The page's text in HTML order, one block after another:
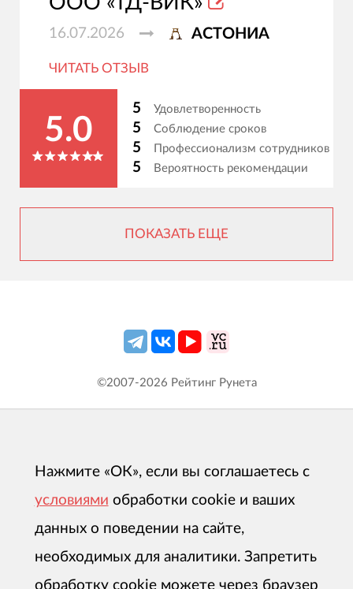
16.07.2026 АСТОНИА
ЧИТАТЬ ОТЗЫВ
5.0
5 Удовлетворенность
5 Соблюдение сроков
5 Профессионализм сотрудников
5 Вероятность рекомендации
ПОКАЗАТЬ ЕЩЕ
©2007-2026 Рейтинг Рунета
Нажмите «ОК», если вы соглашаетесь с
условиями обработки cookie и ваших
данных о поведении на сайте,
необходимых для аналитики. Запретить
обработку cookie можете через браузер